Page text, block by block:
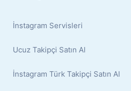
İnstagram Servisleri
Ucuz Takipçi Satın Al
İnstagram Türk Takipçi Satın Al